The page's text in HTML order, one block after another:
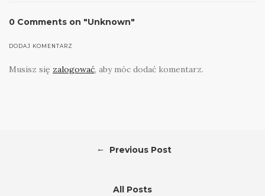
0 Comments on "Unknown"
DODAJ KOMENTARZ
Musisz się zalogować, aby móc dodać komentarz.
← Previous Post
All Posts